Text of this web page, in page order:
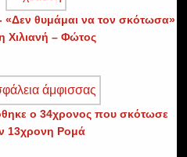
«Δεν θυμάμαι να τον σκότωσα»
η Χιλιανή – Φώτος
ο 34χρονος που σκότωσε
13χρονη Ρομά